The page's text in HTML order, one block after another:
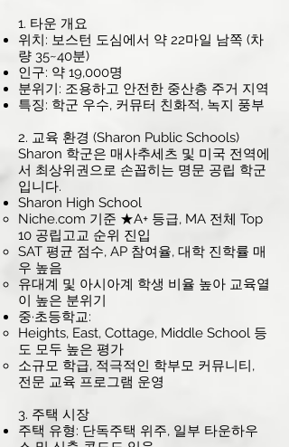
1. 타운 개요
위치: 보스턴 도심에서 약 22마일 남쪽 (차
량 35~40분)
인구: 약 19,000명
분위기: 조용하고 안전한 중산층 주거 지역
특징: 학군 우수, 커뮤터 친화적, 녹지 풍부
2. 교육 환경 (Sharon Public Schools)
Sharon 학군은 매사추세츠 및 미국 전역에
서 최상위권으로 손꼽히는 명문 공립 학군
입니다.
Sharon High School
Niche.com 기준 ★A+ 등급, MA 전체 Top
10 공립고교 순위 진입
SAT 평균 점수, AP 참여율, 대학 진학률 매
우 높음
유대계 및 아시아계 학생 비율 높아 교육열
이 높은 분위기
중·초등학교:
Heights, East, Cottage, Middle School 등
도 모두 높은 평가
소규모 학급, 적극적인 학부모 커뮤니티,
전문 교육 프로그램 운영
3. 주택 시장
주택 유형: 단독주택 위주, 일부 타운하우